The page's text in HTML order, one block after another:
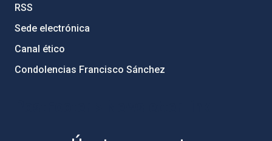
RSS
Sede electrónica
Canal ético
Condolencias Francisco Sánchez